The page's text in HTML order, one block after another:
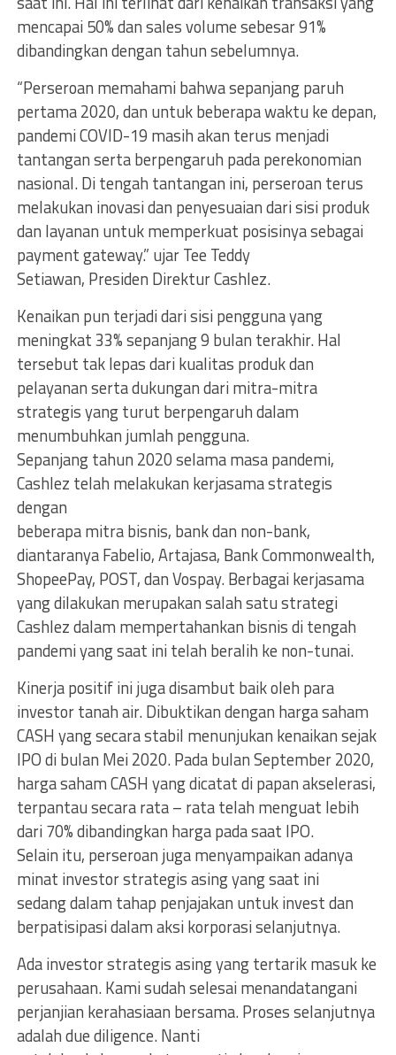
mencapai 50% dan sales volume sebesar 91%
dibandingkan dengan tahun sebelumnya.
“Perseroan memahami bahwa sepanjang paruh
pertama 2020, dan untuk beberapa waktu ke depan,
pandemi COVID-19 masih akan terus menjadi
tantangan serta berpengaruh pada perekonomian
nasional. Di tengah tantangan ini, perseroan terus
melakukan inovasi dan penyesuaian dari sisi produk
dan layanan untuk memperkuat posisinya sebagai
payment gateway.” ujar Tee Teddy
Setiawan, Presiden Direktur Cashlez.
Kenaikan pun terjadi dari sisi pengguna yang
meningkat 33% sepanjang 9 bulan terakhir. Hal
tersebut tak lepas dari kualitas produk dan
pelayanan serta dukungan dari mitra-mitra
strategis yang turut berpengaruh dalam
menumbuhkan jumlah pengguna.
Sepanjang tahun 2020 selama masa pandemi,
Cashlez telah melakukan kerjasama strategis
dengan
beberapa mitra bisnis, bank dan non-bank,
diantaranya Fabelio, Artajasa, Bank Commonwealth,
ShopeePay, POST, dan Vospay. Berbagai kerjasama
yang dilakukan merupakan salah satu strategi
Cashlez dalam mempertahankan bisnis di tengah
pandemi yang saat ini telah beralih ke non-tunai.
Kinerja positif ini juga disambut baik oleh para
investor tanah air. Dibuktikan dengan harga saham
CASH yang secara stabil menunjukan kenaikan sejak
IPO di bulan Mei 2020. Pada bulan September 2020,
harga saham CASH yang dicatat di papan akselerasi,
terpantau secara rata – rata telah menguat lebih
dari 70% dibandingkan harga pada saat IPO.
Selain itu, perseroan juga menyampaikan adanya
minat investor strategis asing yang saat ini
sedang dalam tahap penjajakan untuk invest dan
berpatisipasi dalam aksi korporasi selanjutnya.
Ada investor strategis asing yang tertarik masuk ke
perusahaan. Kami sudah selesai menandatangani
perjanjian kerahasiaan bersama. Proses selanjutnya
adalah due diligence. Nanti